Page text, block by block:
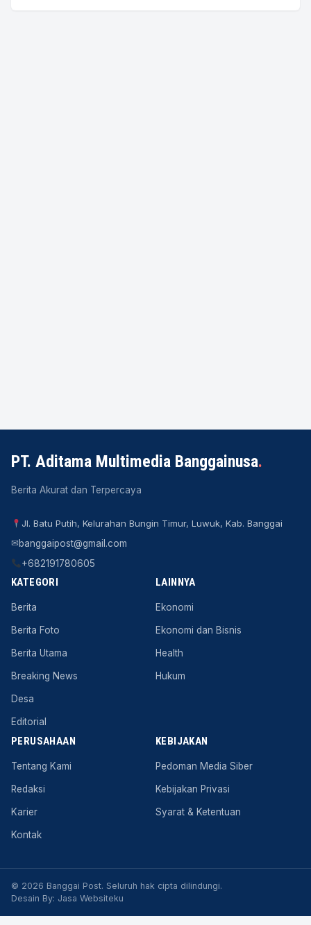
PT. Aditama Multimedia Banggainusa.
Berita Akurat dan Terpercaya
Jl. Batu Putih, Kelurahan Bungin Timur, Luwuk, Kab. Banggai
✉banggaipost@gmail.com
+682191780605
KATEGORI
Berita
Berita Foto
Berita Utama
Breaking News
Desa
Editorial
LAINNYA
Ekonomi
Ekonomi dan Bisnis
Health
Hukum
PERUSAHAAN
Tentang Kami
Redaksi
Karier
Kontak
KEBIJAKAN
Pedoman Media Siber
Kebijakan Privasi
Syarat & Ketentuan
© 2026 Banggai Post. Seluruh hak cipta dilindungi.
Desain By: Jasa Websiteku